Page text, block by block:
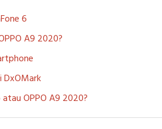
6
A9 2020?
DxOMark
atau OPPO A9 2020?